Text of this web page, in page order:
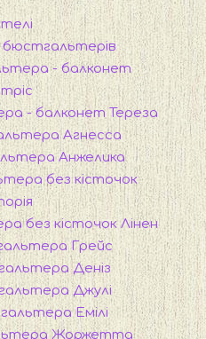
бюстгальтерів
- балконет
- балконет Тереза
Агнесса
Анжелика
без кісточок
без кісточок Лінен
Грейс
Деніз
Джулі
Емілі
Жоржетта